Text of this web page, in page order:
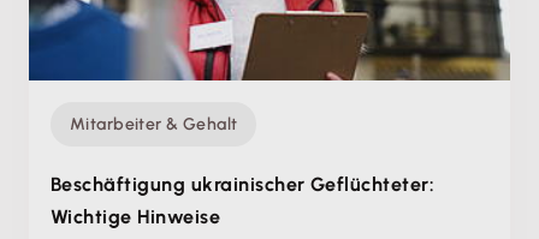
Mitarbeiter & Gehalt
Beschäftigung ukrainischer Geflüchteter:
Wichtige Hinweise